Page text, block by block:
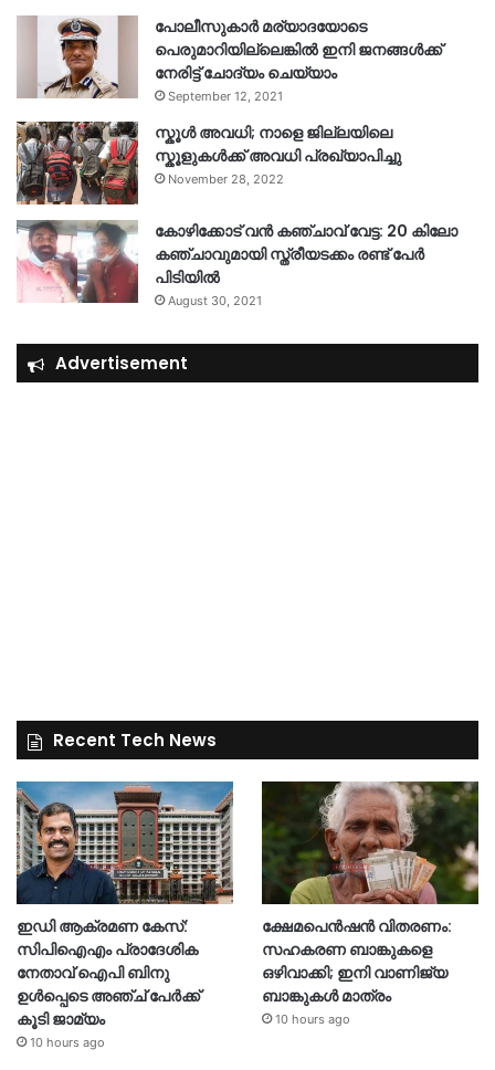
പോലീസുകാര്‍ മര്യാദയോടെ
പെരുമാറിയില്ലെങ്കില്‍ ഇനി ജനങ്ങള്‍ക്ക്
നേരിട്ട് ചോദ്യം ചെയ്യാം
September 12, 2021
സ്കൂൾ അവധി; നാളെ ജില്ലയിലെ
സ്കൂളുകൾക്ക് അവധി പ്രഖ്യാപിച്ചു
November 28, 2022
കോഴിക്കോട് വൻ കഞ്ചാവ് വേട്ട: 20 കിലോ
കഞ്ചാവുമായി സ്ത്രീയടക്കം രണ്ട് പേർ
പിടിയിൽ
August 30, 2021
Advertisement
Recent Tech News
ഇഡി ആക്രമണ കേസ്:
സിപിഐഎം പ്രാദേശിക
നേതാവ് ഐപി ബിനു
ഉൾപ്പെടെ അഞ്ച് പേർക്ക്
കൂടി ജാമ്യം
10 hours ago
ക്ഷേമപെൻഷൻ വിതരണം:
സഹകരണ ബാങ്കുകളെ
ഒഴിവാക്കി; ഇനി വാണിജ്യ
ബാങ്കുകൾ മാത്രം
10 hours ago